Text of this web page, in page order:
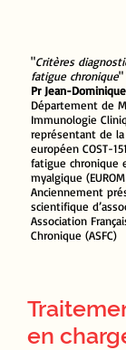
"Critères
fatigue chronique"
Pr Jean-
Département de
Immunologie
représentant de la
européen COST-
fatigue chronique
myalgique
Anciennement
scientifique
Association
Chronique (ASFC)
en